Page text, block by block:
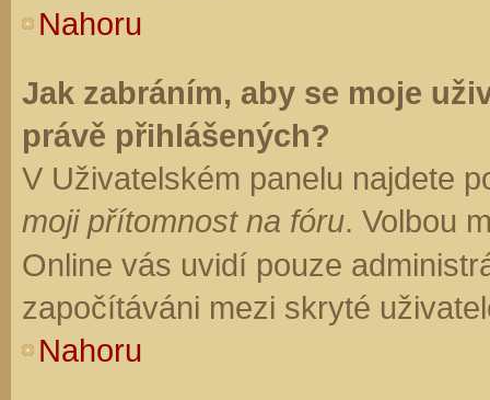
Nahoru
Jak zabráním, aby se moje
právě přihlášených?
V Uživatelském panelu najdete
moji přítomnost na fóru. Volbou
Online vás uvidí pouze
započítáváni mezi skryté
Nahoru